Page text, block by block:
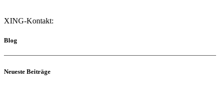
XING-Kontakt:
Blog
Neueste Beiträge